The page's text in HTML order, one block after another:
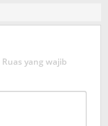
Ruas yang wajib